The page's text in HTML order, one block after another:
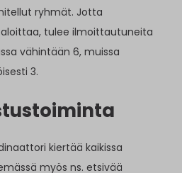
ryhmät. Jotta
tulee ilmoittautuneita
vähintään 6, muissa
3.
kiertää kaikissa
myös ns. etsivää